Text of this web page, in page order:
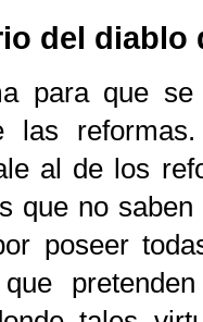
del diablo
para que
las
al de los
que no
poseer